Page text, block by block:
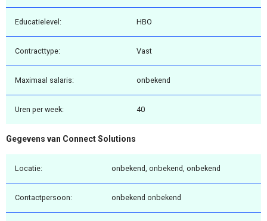
Educatielevel: HBO
Contracttype: Vast
Maximaal salaris: onbekend
Uren per week: 40
Gegevens van Connect Solutions
Locatie: onbekend, onbekend, onbekend
Contactpersoon: onbekend onbekend